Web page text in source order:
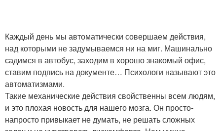
Каждый день мы автоматически совершаем действия,
над которыми не задумываемся ни на миг. Машинально
садимся в автобус, заходим в хорошо знакомый офис,
ставим подпись на документе… Психологи называют это
автоматизмами.
Такие механические действия свойственны всем людям,
и это плохая новость для нашего мозга. Он просто-
напросто привыкает не думать, не решать сложных